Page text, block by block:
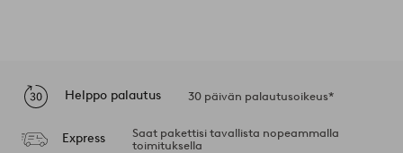
Helppo palautus 30 päivän palautusoikeus*
Express
Saat pakettisi tavallista nopeammalla
toimituksella